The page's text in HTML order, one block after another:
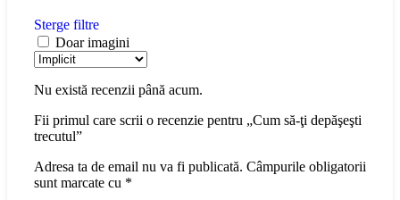
Sterge filtre
Doar imagini
Nu există recenzii până acum.
Fii primul care scrii o recenzie pentru „Cum să-ţi depăşeşti
trecutul”
Adresa ta de email nu va fi publicată. Câmpurile obligatorii
sunt marcate cu *